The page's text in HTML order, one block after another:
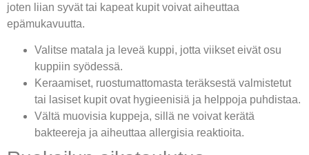
joten liian syvät tai kapeat kupit voivat aiheuttaa
epämukavuutta.
Valitse matala ja leveä kuppi, jotta viikset eivät osu
kuppiin syödessä.
Keraamiset, ruostumattomasta teräksestä valmistetut
tai lasiset kupit ovat hygieenisiä ja helppoja puhdistaa.
Vältä muovisia kuppeja, sillä ne voivat kerätä
bakteereja ja aiheuttaa allergisia reaktioita.